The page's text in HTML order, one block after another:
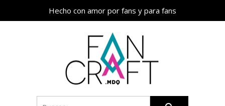
Hecho con amor por fans y para fans